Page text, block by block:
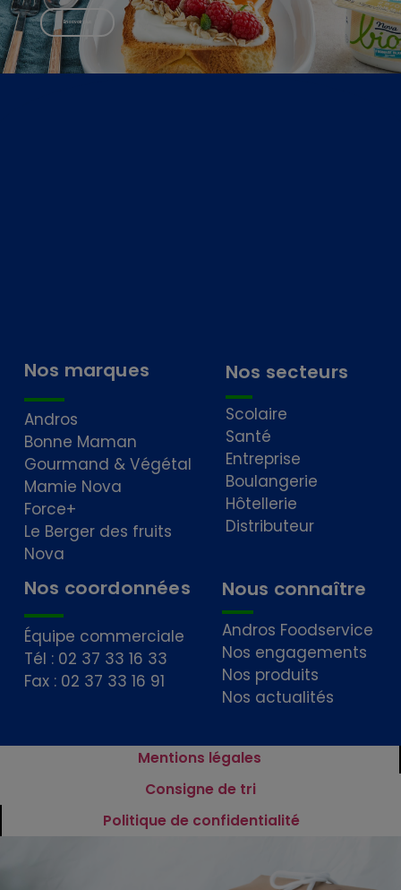
En savoir plus
Nos marques
Andros
Bonne Maman
Gourmand & Végétal
Mamie Nova
Force+
Le Berger des fruits
Nova
Nos secteurs
Scolaire
Santé
Entreprise
Boulangerie
Hôtellerie
Distributeur
Nos coordonnées
Équipe commerciale
Tél : 02 37 33 16 33
Fax : 02 37 33 16 91
Nous connaître
Andros Foodservice
Nos engagements
Nos produits
Nos actualités
Mentions légales
Consigne de tri
Politique de confidentialité